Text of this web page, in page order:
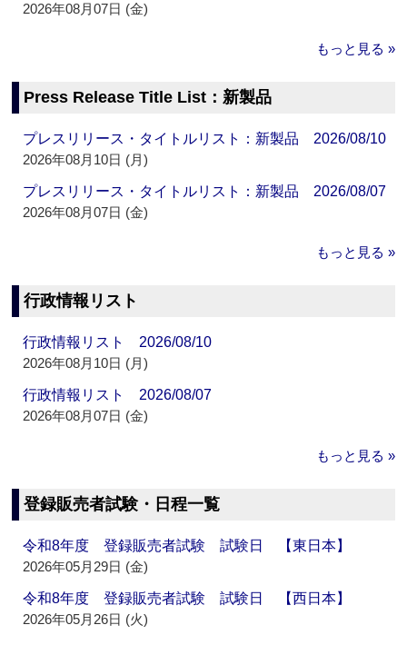
2026年08月07日 (金)
もっと見る »
Press Release Title List：新製品
プレスリリース・タイトルリスト：新製品 2026/08/10
2026年08月10日 (月)
プレスリリース・タイトルリスト：新製品 2026/08/07
2026年08月07日 (金)
もっと見る »
行政情報リスト
行政情報リスト 2026/08/10
2026年08月10日 (月)
行政情報リスト 2026/08/07
2026年08月07日 (金)
もっと見る »
登録販売者試験・日程一覧
令和8年度 登録販売者試験 試験日 【東日本】
2026年05月29日 (金)
令和8年度 登録販売者試験 試験日 【西日本】
2026年05月26日 (火)